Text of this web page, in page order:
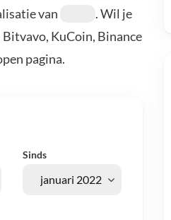
van
. Wil je
Bitvavo, KuCoin, Binance
pagina.
Sinds